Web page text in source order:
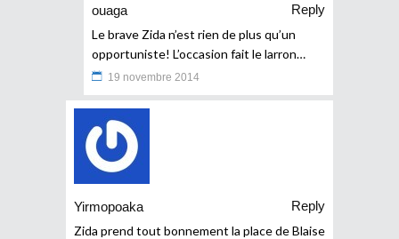
ouaga
Reply
Le brave Zida n’est rien de plus qu’un
opportuniste! L’occasion fait le larron…
19 novembre 2014
Yirmopoaka
Reply
Zida prend tout bonnement la place de Blaise